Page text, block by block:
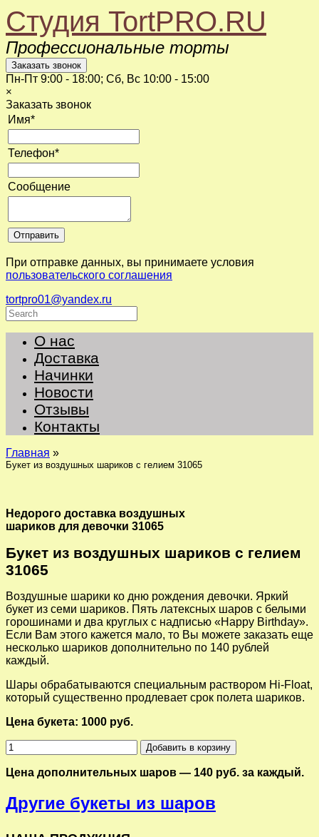
Студия TortPRO.RU
Профессиональные торты
Пн-Пт 9:00 - 18:00; Сб, Вс 10:00 - 15:00
×
Заказать звонок
Имя*
Телефон*
Сообщение
При отправке данных, вы принимаете условия
пользовательского соглашения
tortpro01@yandex.ru
О нас
Доставка
Начинки
Новости
Отзывы
Контакты
Главная »
Букет из воздушных шариков с гелием 31065
Недорого доставка воздушных
шариков для девочки 31065
Букет из воздушных шариков с гелием
31065
Воздушные шарики ко дню рождения девочки. Яркий
букет из семи шариков. Пять латексных шаров с белыми
горошинами и два круглых с надписью «Happy Birthday».
Если Вам этого кажется мало, то Вы можете заказать еще
несколько шариков дополнительно по 140 рублей
каждый.
Шары обрабатываются специальным раствором Hi-Float,
который существенно продлевает срок полета шариков.
Цена букета: 1000 руб.
Добавить в корзину
Цена дополнительных шаров — 140 руб. за каждый.
Другие букеты из шаров